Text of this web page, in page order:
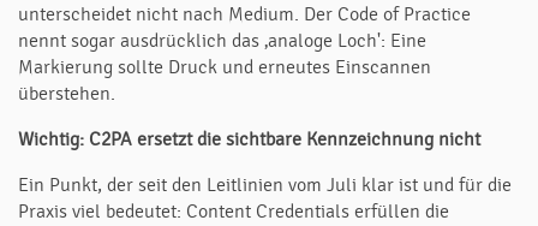
unterscheidet nicht nach Medium. Der Code of Practice
nennt sogar ausdrücklich das ‚analoge Loch': Eine
Markierung sollte Druck und erneutes Einscannen
überstehen.
Wichtig: C2PA ersetzt die sichtbare Kennzeichnung nicht
Ein Punkt, der seit den Leitlinien vom Juli klar ist und für die
Praxis viel bedeutet: Content Credentials erfüllen die